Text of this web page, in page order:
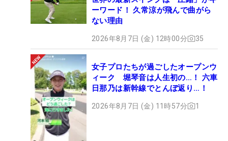
ーワード！ 久常涼が飛んで曲がら
ない理由
2026年8月7日 (金) 12時00分 35
女子プロたちが過ごしたオープンウ
ィーク 堀琴音は人生初の…！ 六車
日那乃は新幹線でとんぼ返り…！
2026年8月7日 (金) 11時57分 1